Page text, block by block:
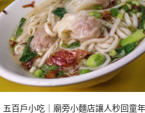
五百戶小吃｜廟旁小麵店讓人秒回童年